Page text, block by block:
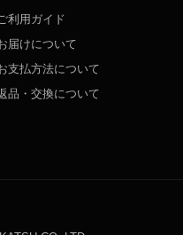
利用ガイド
届けについて
支払方法について
品・交換について